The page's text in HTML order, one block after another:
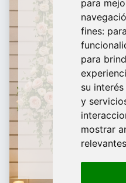
para
fines:
para
su
y
mostrar
De
¿Te
688